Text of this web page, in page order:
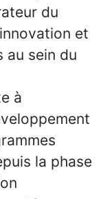
du
et
au sein du
à
la phase